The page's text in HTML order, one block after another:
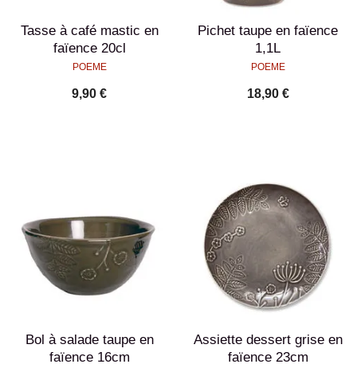
Tasse à café mastic en
faïence 20cl
POEME
9,90 €
Pichet taupe en faïence
1,1L
POEME
18,90 €
Bol à salade taupe en
faïence 16cm
Assiette dessert grise en
faïence 23cm